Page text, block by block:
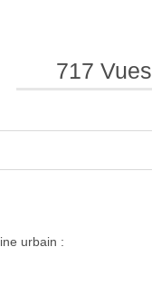
717 Vues
urbain :